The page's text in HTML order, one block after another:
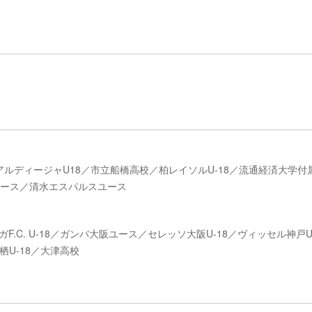
ディージャU18／市立船橋高校／柏レイソルU-18／流通経済大学付
ス／清水エスパルスユース
U-18／ガンバ大阪ユース／セレッソ大阪U-18／ヴィッセル神戸
U-18／大津高校